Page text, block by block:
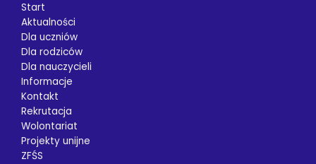
Start
Aktualności
Dla uczniów
Dla rodziców
Dla nauczycieli
Informacje
Kontakt
Rekrutacja
Wolontariat
Projekty unijne
ZFŚS